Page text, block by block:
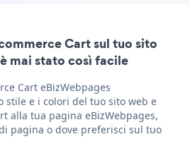
Cart sul tuo sito
mai stato così facile
Cart eBizWebpages
stile e i colori del tuo sito web e
alla tua pagina eBizWebpages,
pagina o dove preferisci sul tuo